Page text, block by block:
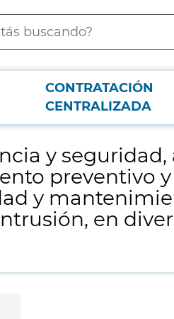
CONTRATACIÓN
CENTRALIZADA
mantenimiento de alarma y
e intrusión, en diversos edificios
y
preventivo
y
en